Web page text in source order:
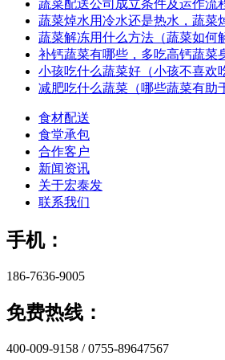
蔬菜配送公司成立条件及运作流
蔬菜焯水用冷水还是热水，蔬菜
蔬菜解冻用什么方法（蔬菜如何
补钙蔬菜有哪些，多吃高钙蔬菜
小孩吃什么蔬菜好（小孩不喜欢
减肥吃什么蔬菜（哪些蔬菜有助
食材配送
食堂承包
合作客户
新闻资讯
关于宏泰发
联系我们
手机：
186-7636-9005
免费热线：
400-009-9158 / 0755-89647567